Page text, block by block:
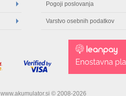
Pogoji poslovanja
Varstvo osebnih podatkov
www.akumulator.si © 2008-2026